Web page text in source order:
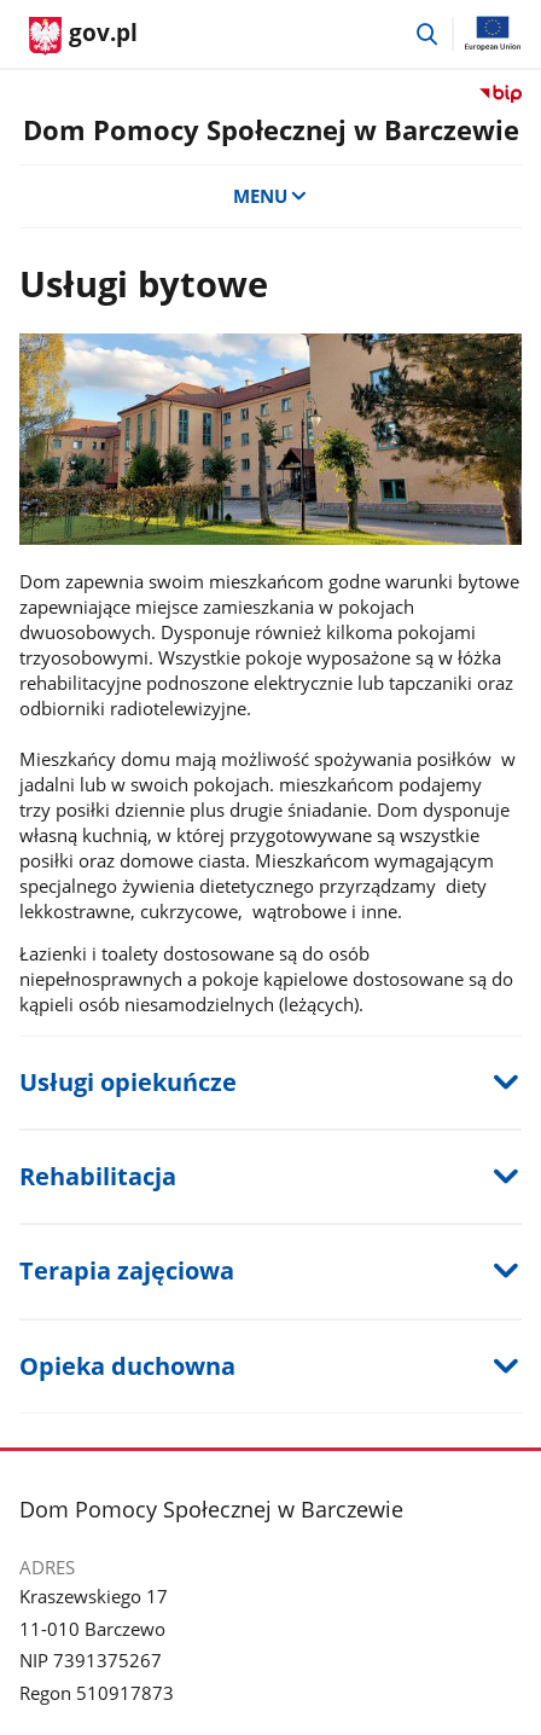
gov.pl
przejdź
Przejdź
do
Dom Pomocy Społecznej w Barczewie
MENU
Usługi bytowe
Dom zapewnia swoim mieszkańcom godne warunki bytowe
zapewniające miejsce zamieszkania w pokojach
dwuosobowych. Dysponuje również kilkoma pokojami
trzyosobowymi. Wszystkie pokoje wyposażone są w łóżka
rehabilitacyjne podnoszone elektrycznie lub tapczaniki oraz
odbiorniki radiotelewizyjne.
Mieszkańcy domu mają możliwość spożywania posiłków w
jadalni lub w swoich pokojach. mieszkańcom podajemy
trzy posiłki dziennie plus drugie śniadanie. Dom dysponuje
własną kuchnią, w której przygotowywane są wszystkie
posiłki oraz domowe ciasta. Mieszkańcom wymagającym
specjalnego żywienia dietetycznego przyrządzamy diety
lekkostrawne, cukrzycowe, wątrobowe i inne.
Łazienki i toalety dostosowane są do osób
niepełnosprawnych a pokoje kąpielowe dostosowane są do
kąpieli osób niesamodzielnych (leżących).
Usługi opiekuńcze
Rehabilitacja
Terapia zajęciowa
Opieka duchowna
stopka
Dom Pomocy Społecznej w Barczewie
ADRES
Kraszewskiego 17
11-010 Barczewo
NIP 7391375267
Regon 510917873